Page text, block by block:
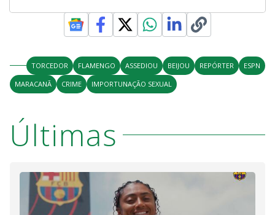
TORCEDOR FLAMENGO ASSEDIOU BEIJOU REPÓRTER
ESPN
MARACANÃ
CRIME IMPORTUNAÇÃO SEXUAL
Últimas